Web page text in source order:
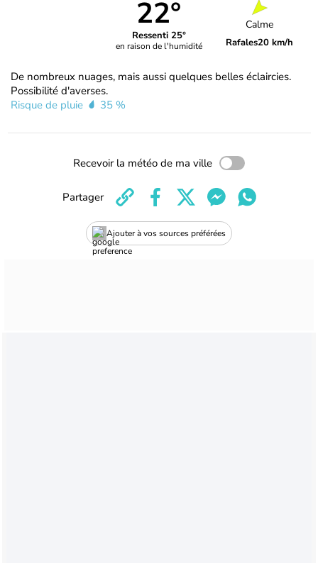
22°
Ressenti 25°
en raison de l'humidité
Calme
Rafales20 km/h
De nombreux nuages, mais aussi quelques belles éclaircies.
Possibilité d'averses.
Risque de pluie
35 %
Recevoir la météo de ma ville
Ajouter à vos sources préférées
Partager